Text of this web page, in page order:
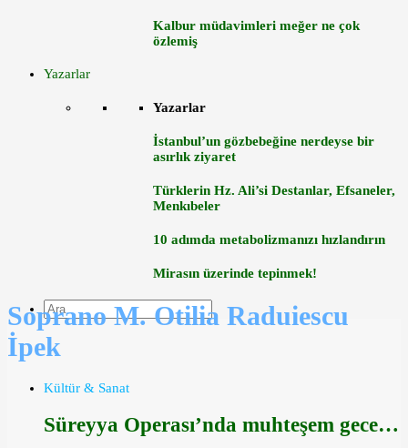
Kalbur müdavimleri meğer ne çok
özlemiş
Yazarlar
Yazarlar
İstanbul’un gözbebeğine nerdeyse bir
asırlık ziyaret
Türklerin Hz. Ali’si Destanlar, Efsaneler,
Menkıbeler
10 adımda metabolizmanızı hızlandırın
Mirasın üzerinde tepinmek!
Soprano M. Otilia Raduiescu
İpek
Kültür & Sanat
Süreyya Operası’nda muhteşem gece…